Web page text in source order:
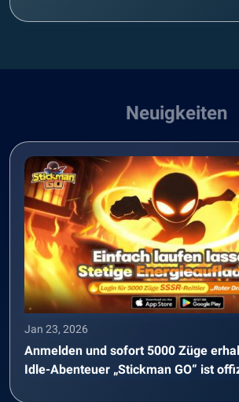
Neuigkeiten
Jan 23, 2026
Anmelden und sofort 5000 Züge
Idle-Abenteuer „Stickman GO“ ist